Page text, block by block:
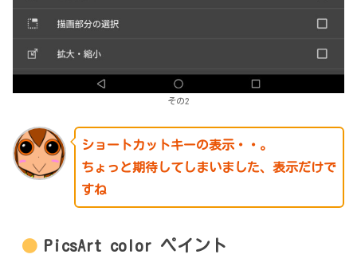
その2
ショートカットキーの表示・・。
ちょっと期待してしまいました、表示だけで
すね
PicsArt color ペイント